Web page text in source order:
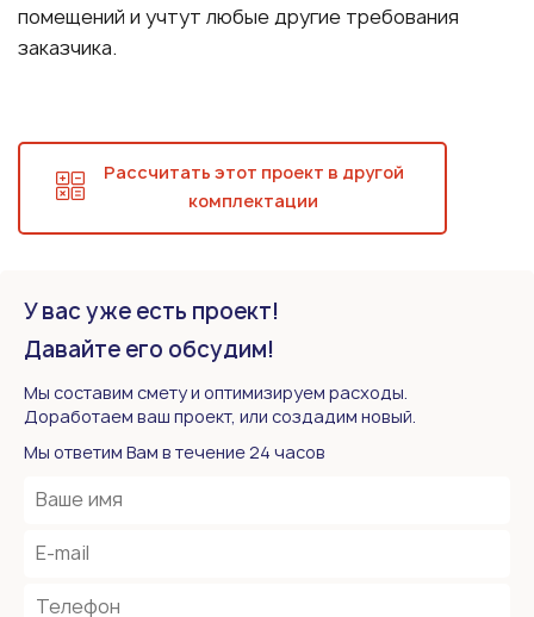
помещений и учтут любые другие требования
заказчика.
Рассчитать этот проект в другой
комплектации
У вас уже есть проект!
Давайте его обсудим!
Мы составим смету и оптимизируем расходы.
Доработаем ваш проект, или создадим новый.
Мы ответим Вам в течение 24 часов